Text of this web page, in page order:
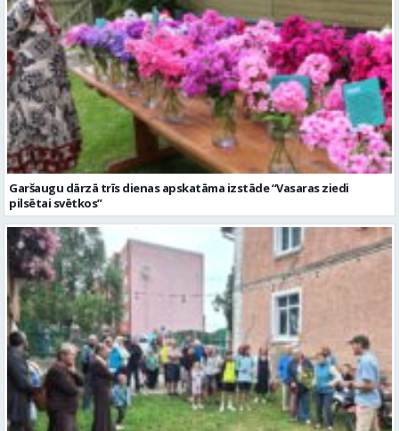
Garšaugu dārzā trīs dienas apskatāma izstāde “Vasaras ziedi
pilsētai svētkos”